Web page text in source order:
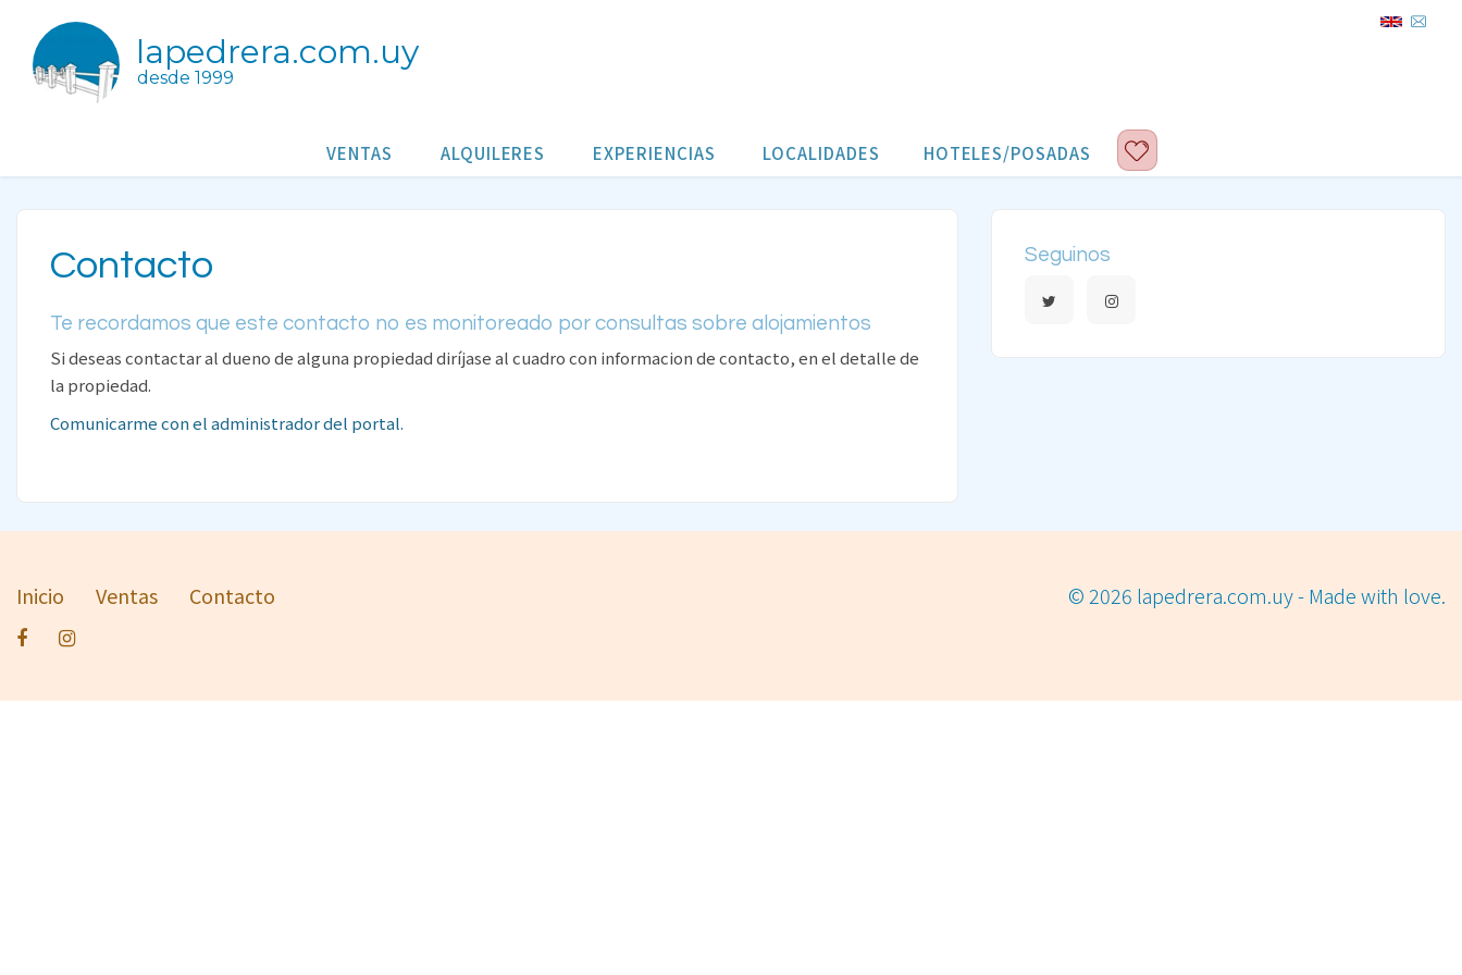
lapedrera.com.uy
desde 1999
VENTAS ALQUILERES EXPERIENCIAS LOCALIDADES HOTELES/POSADAS
Contacto
Te recordamos que este contacto no es monitoreado por consultas sobre alojamientos
Si deseas contactar al dueno de alguna propiedad diríjase al cuadro con informacion de contacto, en el detalle de
la propiedad.
Comunicarme con el administrador del portal.
Seguinos
Inicio Ventas Contacto © 2026 lapedrera.com.uy - Made with love.